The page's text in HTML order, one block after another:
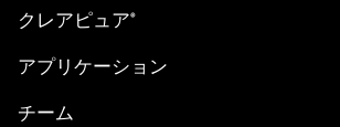
クレアピュア®
アプリケーション
チーム